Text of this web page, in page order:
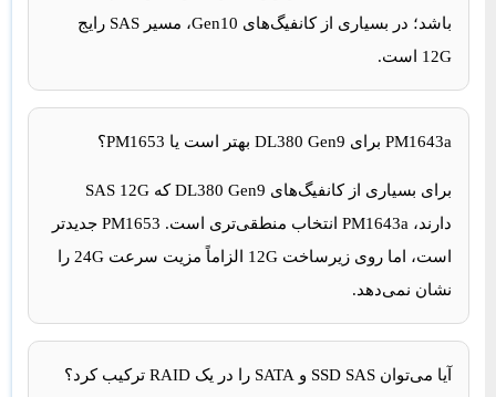
باشد؛ در بسیاری از کانفیگ‌های Gen10، مسیر SAS رایج
12G است.
PM1643a برای DL380 Gen9 بهتر است یا PM1653؟
برای بسیاری از کانفیگ‌های DL380 Gen9 که SAS 12G
دارند، PM1643a انتخاب منطقی‌تری است. PM1653 جدیدتر
است، اما روی زیرساخت 12G الزاماً مزیت سرعت 24G را
نشان نمی‌دهد.
آیا می‌توان SSD SAS و SATA را در یک RAID ترکیب کرد؟